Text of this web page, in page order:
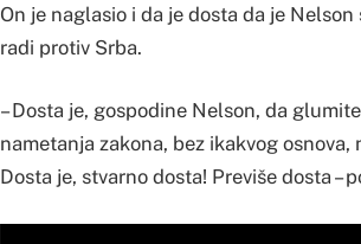
On je naglasio i da je dosta da je
radi protiv Srba.
– Dosta je, gospodine Nelson, da
nametanja zakona, bez ikakvog
Dosta je, stvarno dosta! Previše dosta –